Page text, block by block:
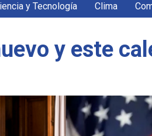
y Tecnología Clima
y este